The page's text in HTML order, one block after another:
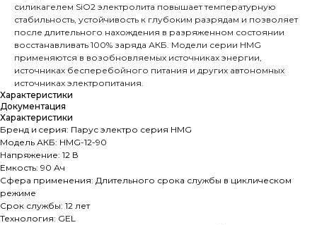
силикагелем SiO2 электролита повышает температурную
стабильность, устойчивость к глубоким разрядам и позволяет
после длительного нахождения в разряженном состоянии
восстанавливать 100% заряда АКБ. Модели серии HMG
применяются в возобновляемых источниках энергии,
источниках бесперебойного питания и других автономных
источниках электропитания.
Характеристики
Документация
Характеристики
Бренд и cерия: Парус электро серия HMG
Модель АКБ: HMG-12-90
Напряжение: 12 В
Емкость: 90 Ач
Сфера применения: Длительного срока службы в циклическом
режиме
Срок службы: 12 лет
Технология: GEL